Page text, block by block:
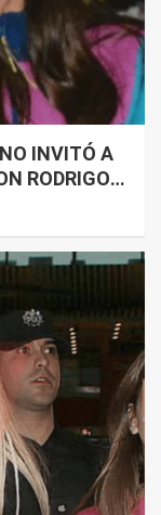
INVITÓ A
RODRIGO